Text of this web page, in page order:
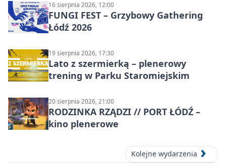
16 sierpnia 2026, 12:00
FUNGI FEST – Grzybowy Gathering
Łódź 2026
19 sierpnia 2026, 17:30
Lato z szermierką – plenerowy
trening w Parku Staromiejskim
20 sierpnia 2026, 21:00
RODZINKA RZĄDZI // PORT ŁÓDŹ –
kino plenerowe
Kolejne wydarzenia